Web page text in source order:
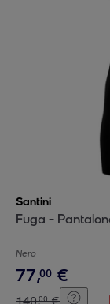
Santini
Fuga -
Nero
77,00 €
00